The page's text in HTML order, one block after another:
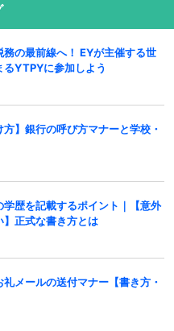
務の最前線へ！ EYが主催する世
YTPYに参加しよう
方】銀行の呼び方マナーと学校・
歴を記載するポイント｜【意外
】正式な書き方とは
メールの送付マナー【書き方・